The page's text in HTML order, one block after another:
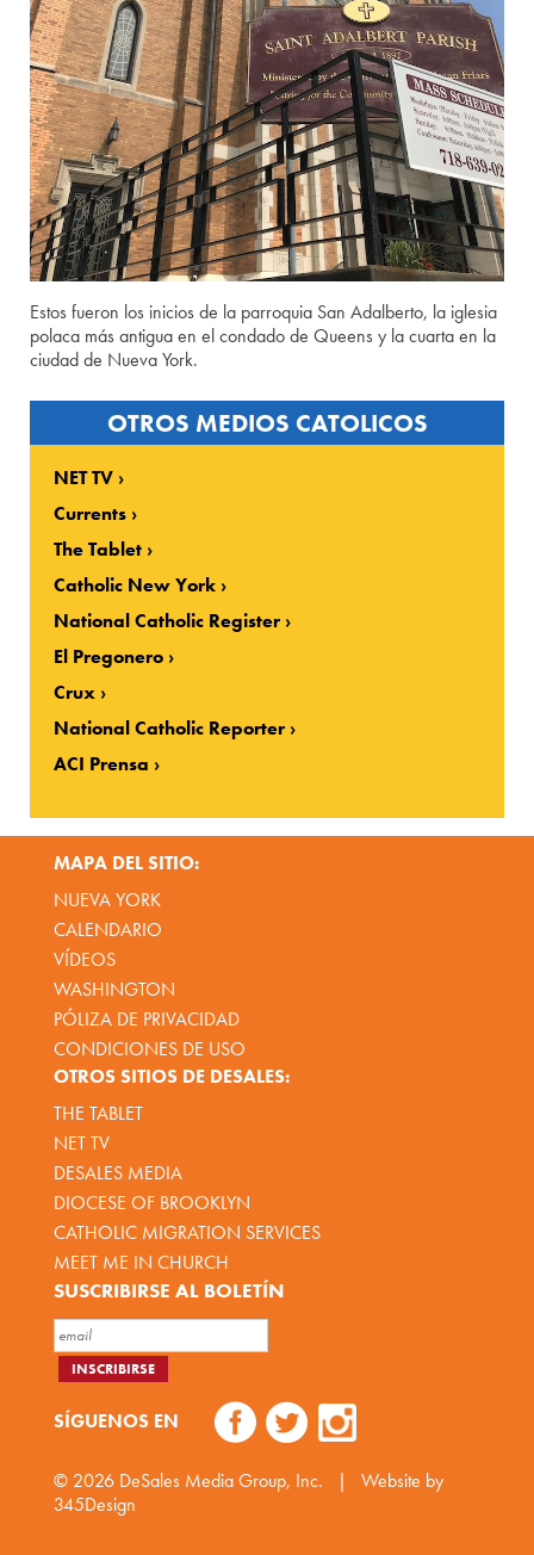
Estos fueron los inicios de la parroquia San Adalberto, la iglesia
polaca más antigua en el condado de Queens y la cuarta en la
ciudad de Nueva York.
OTROS MEDIOS CATOLICOS
NET TV
Currents
The Tablet
Catholic New York
National Catholic Register
El Pregonero
Crux
National Catholic Reporter
ACI Prensa
MAPA DEL SITIO:
NUEVA YORK
CALENDARIO
VÍDEOS
WASHINGTON
PÓLIZA DE PRIVACIDAD
CONDICIONES DE USO
OTROS SITIOS DE DESALES:
THE TABLET
NET TV
DESALES MEDIA
DIOCESE OF BROOKLYN
CATHOLIC MIGRATION SERVICES
MEET ME IN CHURCH
SUSCRIBIRSE AL BOLETÍN
SÍGUENOS EN
© 2026 DeSales Media Group, Inc. |
Website by
345Design